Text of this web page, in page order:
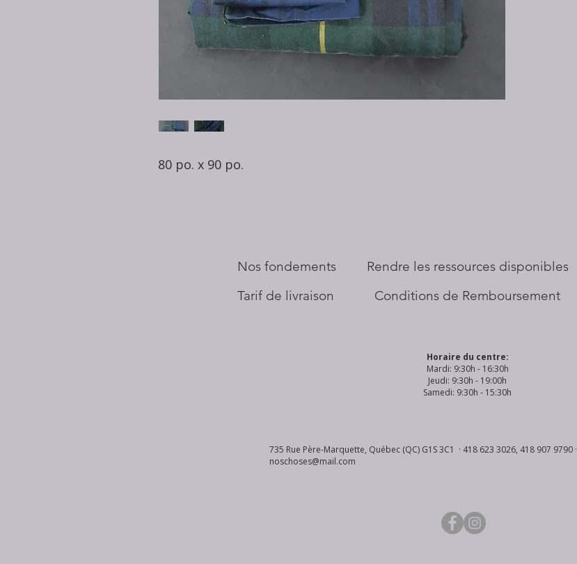
80 po. x 90 po.
Nos fondements
Tarif de livraison
​Rendre les ressources disponibles
Conditions de Remboursement
Horaire du centre:
Mardi: 9:30h - 16:30h
Jeudi: 9:30h - 19:00h
Samedi: 9:30h - 15:30h
735 Rue Père-Marquette, Québec (QC) G1S 3C1 · 418 623 3026, 418 907 9790 ·
noschoses@mail.com